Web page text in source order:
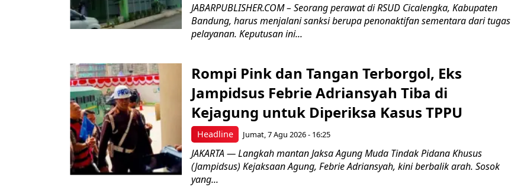
JABARPUBLISHER.COM – Seorang perawat di RSUD Cicalengka, Kabupaten
Bandung, harus menjalani sanksi berupa penonaktifan sementara dari tugas
pelayanan. Keputusan ini...
Headline
Rompi Pink dan Tangan Terborgol, Eks
Jampidsus Febrie Adriansyah Tiba di
Kejagung untuk Diperiksa Kasus TPPU
Jumat, 7 Agu 2026 - 16:25
JAKARTA — Langkah mantan Jaksa Agung Muda Tindak Pidana Khusus
(Jampidsus) Kejaksaan Agung, Febrie Adriansyah, kini berbalik arah. Sosok
yang...